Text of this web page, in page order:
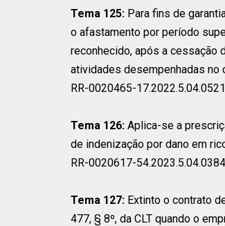
Tema 125: Para fins de
o afastamento por período
reconhecido, após a cessação
atividades desempenhadas no
RR-0020465-17.2022.5.04.0521
Tema 126: Aplica-se a
de indenização por dano em
RR-0020617-54.2023.5.04.0384
Tema 127: Extinto o contrato
477, § 8º, da CLT quando o